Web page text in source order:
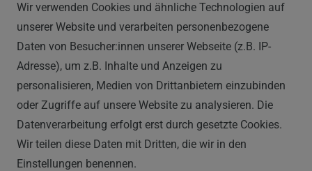
Im Hülsenfeld 9
40721 Hilden
0212 520-82 100
info@vapor-handel.de
Montag - Freitag, 09:00 - 16:00
RECHTLICHES
Wir verwenden Cookies und ähnliche Technologien auf
unserer Website und verarbeiten personenbezogene
Daten von Besucher:innen unserer Webseite (z.B. IP-
Adresse), um z.B. Inhalte und Anzeigen zu
personalisieren, Medien von Drittanbietern einzubinden
oder Zugriffe auf unsere Website zu analysieren. Die
Datenverarbeitung erfolgt erst durch gesetzte Cookies.
Wir teilen diese Daten mit Dritten, die wir in den
Einstellungen benennen.